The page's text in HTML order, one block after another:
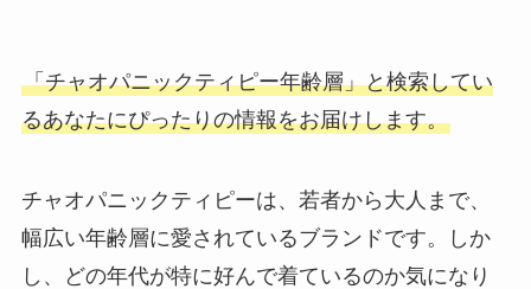
「チャオパニックティピー年齢層」と検索してい
るあなたにぴったりの情報をお届けします。
チャオパニックティピーは、若者から大人まで、
幅広い年齢層に愛されているブランドです。しか
し、どの年代が特に好んで着ているのか気になり